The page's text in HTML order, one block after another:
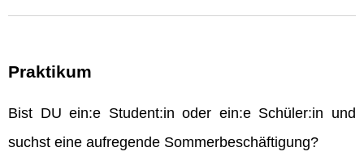
Praktikum
Bist DU ein:e Student:in oder ein:e Schüler:in und
suchst eine aufregende Sommerbeschäftigung?